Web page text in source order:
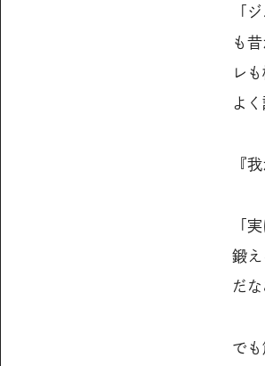
「
も
レ
よ
『
「
鍛
だな
で